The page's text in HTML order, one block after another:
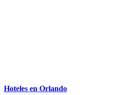
Hoteles en Orlando